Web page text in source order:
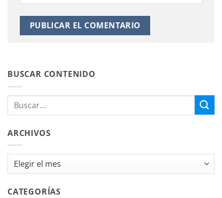
BUSCAR CONTENIDO
ARCHIVOS
Archivos
CATEGORÍAS